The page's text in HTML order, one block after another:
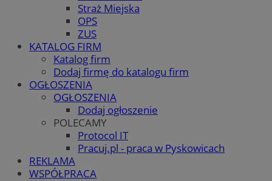
Straż Miejska
OPS
ZUS
KATALOG FIRM
Katalog firm
Dodaj firmę do katalogu firm
OGŁOSZENIA
OGŁOSZENIA
Dodaj ogłoszenie
POLECAMY
Protocol IT
Pracuj.pl - praca w Pyskowicach
REKLAMA
WSPÓŁPRACA